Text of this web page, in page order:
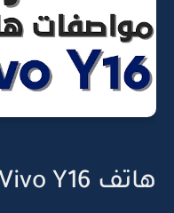
هاتف Vivo Y16